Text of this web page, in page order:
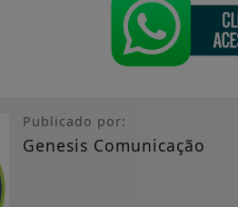
Publicado por:
Genesis Comunicação